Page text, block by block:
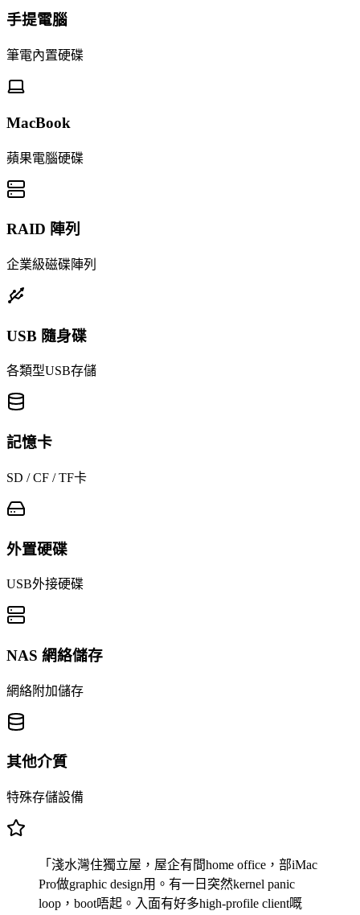
手提電腦
筆電內置硬碟
MacBook
蘋果電腦硬碟
RAID 陣列
企業級磁碟陣列
USB 隨身碟
各類型USB存儲
記憶卡
SD / CF / TF卡
外置硬碟
USB外接硬碟
NAS 網絡儲存
網絡附加儲存
其他介質
特殊存儲設備
「淺水灣住獨立屋，屋企有間home office，部iMac
Pro做graphic design用。有一日突然kernel panic
loop，boot唔起。入面有好多high-profile client嘅